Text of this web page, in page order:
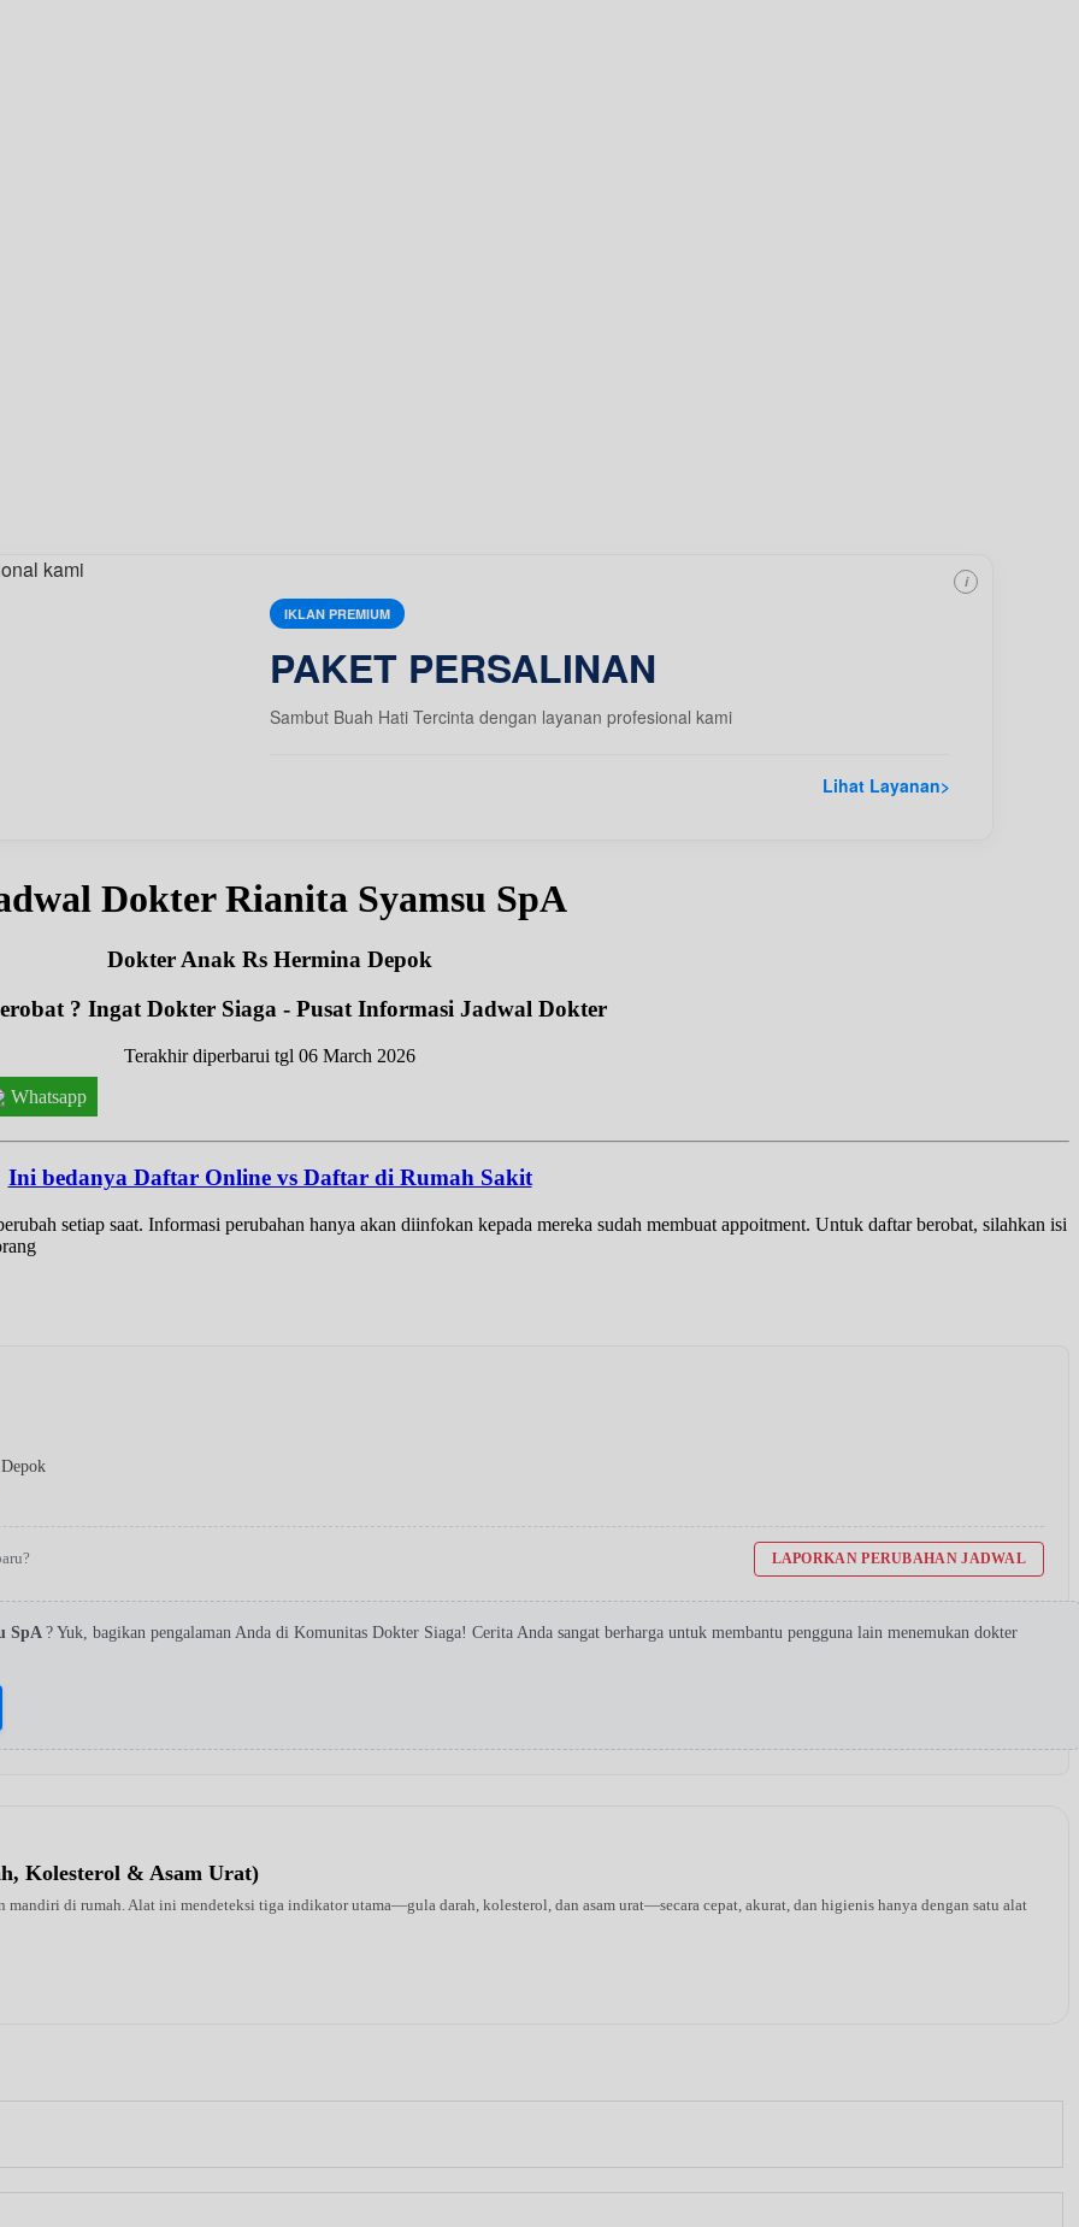
IKLAN PREMIUM
PAKET PERSALINAN
Sambut Buah Hati Tercinta dengan layanan profesional kami
Lihat Layanan>
i
Dokter Rianita Syamsu SpA
Dokter Anak Rs Hermina Depok
? Ingat Dokter Siaga - Pusat Informasi Jadwal Dokter
Terakhir diperbarui tgl 06 March 2026
Whatsapp
Ini bedanya Daftar Online vs Daftar di Rumah Sakit
setiap saat. Informasi perubahan hanya akan diinfokan kepada mereka sudah membuat appoitment. Untuk daftar berobat, silahkan isi
LAPORKAN PERUBAHAN JADWAL
SpA ? Yuk, bagikan pengalaman Anda di Komunitas Dokter Siaga! Cerita Anda sangat berharga untuk membantu pengguna lain menemukan dokter
Kolesterol & Asam Urat)
mandiri di rumah. Alat ini mendeteksi tiga indikator utama—gula darah, kolesterol, dan asam urat—secara cepat, akurat, dan higienis hanya dengan satu alat